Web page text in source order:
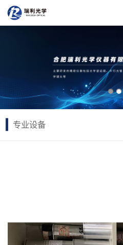
专业设备